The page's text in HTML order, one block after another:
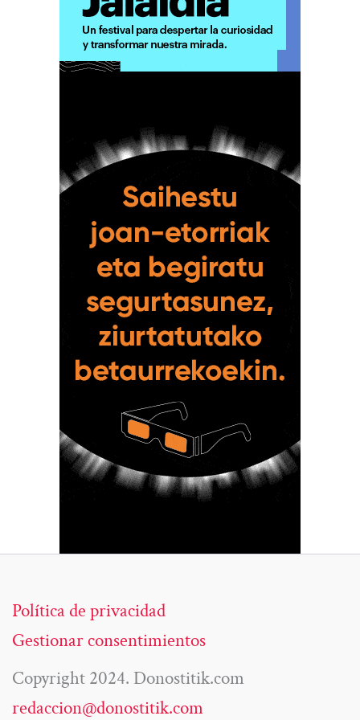
Política de privacidad
Gestionar consentimientos
Copyright 2024. Donostitik.com
redaccion@donostitik.com